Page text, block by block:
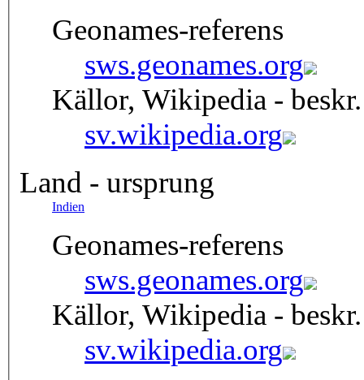
Geonames-referens
sws.geonames.org
Källor, Wikipedia -
sv.wikipedia.org
Land - ursprung
Indien
Geonames-referens
sws.geonames.org
Källor, Wikipedia -
sv.wikipedia.org